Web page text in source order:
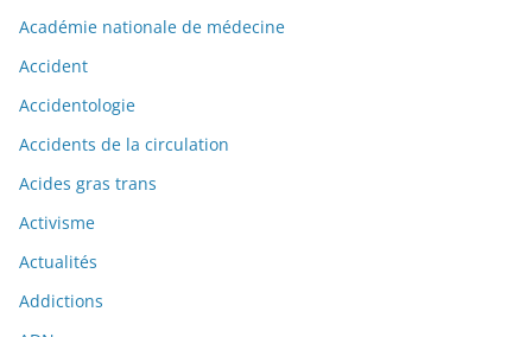
Académie nationale de médecine
Accident
Accidentologie
Accidents de la circulation
Acides gras trans
Activisme
Actualités
Addictions